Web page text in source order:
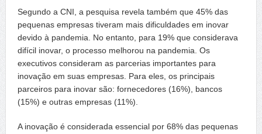
Segundo a CNI, a pesquisa revela também que 45% das
pequenas empresas tiveram mais dificuldades em inovar
devido à pandemia. No entanto, para 19% que considerava
difícil inovar, o processo melhorou na pandemia. Os
executivos consideram as parcerias importantes para
inovação em suas empresas. Para eles, os principais
parceiros para inovar são: fornecedores (16%), bancos
(15%) e outras empresas (11%).
A inovação é considerada essencial por 68% das pequenas